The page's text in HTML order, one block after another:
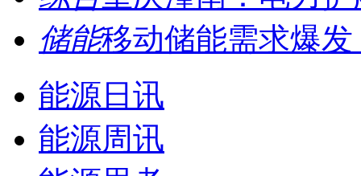
储能移动储能需求爆发
能源日讯
能源周讯